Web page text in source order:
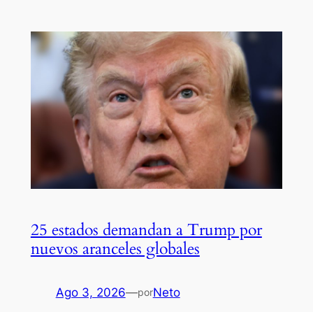
25 estados demandan a Trump por
nuevos aranceles globales
Ago 3, 2026—porNeto